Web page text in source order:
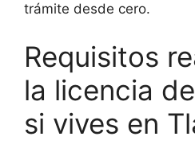
trámite desde cero.
Requisitos
la licencia
si vives en